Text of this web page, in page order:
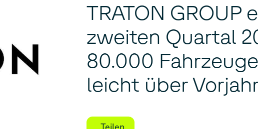
TRATON GROUP
zweiten Quartal
80.000
leicht über